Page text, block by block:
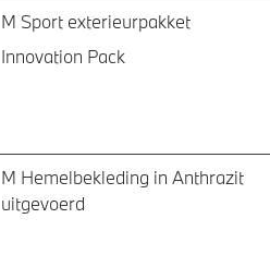
M Sport exterieurpakket
Innovation Pack
M Hemelbekleding in Anthrazit
uitgevoerd